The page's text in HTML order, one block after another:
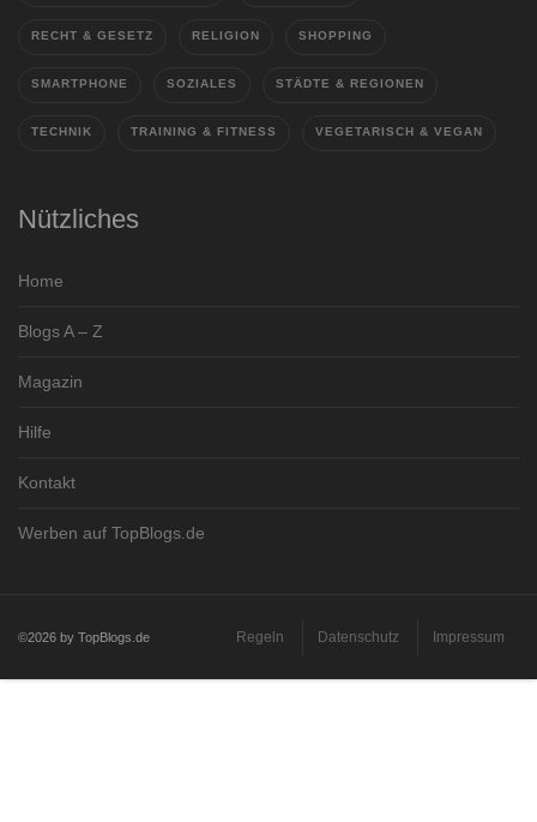
RECHT & GESETZ RELIGION SHOPPING
SMARTPHONE SOZIALES STÄDTE & REGIONEN
TECHNIK TRAINING & FITNESS VEGETARISCH & VEGAN
Nützliches
Home
Blogs A – Z
Magazin
Hilfe
Kontakt
Werben auf TopBlogs.de
©2026 by TopBlogs.de Regeln Datenschutz Impressum